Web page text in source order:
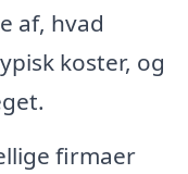
af, hvad
koster, og
firmaer